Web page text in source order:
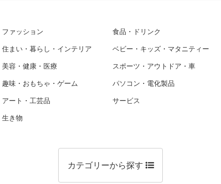
ファッション 食品・ドリンク
住まい・暮らし・インテリア ベビー・キッズ・マタニティー
美容・健康・医療 スポーツ・アウトドア・車
趣味・おもちゃ・ゲーム パソコン・電化製品
アート・工芸品 サービス
生き物
カテゴリーから探す